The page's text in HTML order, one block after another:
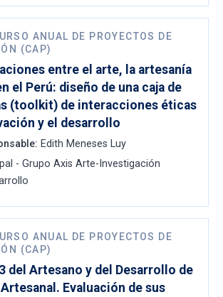
ANUAL DE PROYECTOS DE
(CAP)
entre el arte, la artesanía
el Perú: diseño de una caja de
(toolkit) de interacciones éticas
y el desarrollo
Edith Meneses Luy
- Grupo Axis Arte-Investigación
ANUAL DE PROYECTOS DE
(CAP)
del Artesano y del Desarrollo de
Evaluación de sus